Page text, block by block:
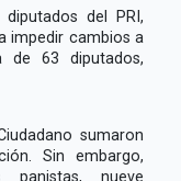
del PRI,
impedir cambios a
de 63 diputados,
sumaron
Sin embargo,
panistas, nueve